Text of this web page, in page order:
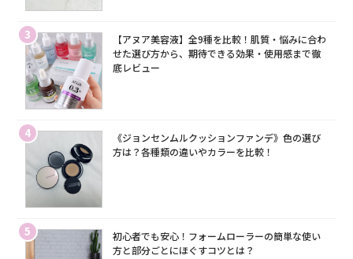
3
【アヌア美容液】全9種を比較！肌質・悩みに合わ
せた選び方から、期待できる効果・使用感まで徹
底レビュー
4
《ジョンセンムルクッションファンデ》色の選び
方は？各種類の違いやカラーを比較！
5
初心者でも安心！フォームローラーの簡単な使い
方と部分ごとにほぐすコツとは？